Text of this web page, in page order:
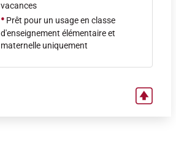
vacances
• Prêt pour un usage en classe
d'enseignement élémentaire et
maternelle uniquement